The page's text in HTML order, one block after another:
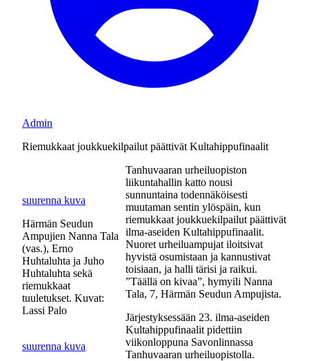
Admin
Riemukkaat joukkuekilpailut päättivät Kultahippufinaalit
suurenna kuva
Härmän Seudun
Ampujien Nanna Tala
(vas.), Erno
Huhtaluhta ja Juho
Huhtaluhta sekä
riemukkaat
tuuletukset. Kuvat:
Lassi Palo
suurenna kuva
Tanhuvaaran urheiluopiston
liikuntahallin katto nousi
sunnuntaina todennäköisesti
muutaman sentin ylöspäin, kun
riemukkaat joukkuekilpailut päättivät
ilma-aseiden Kultahippufinaalit.
Nuoret urheiluampujat iloitsivat
hyvistä osumistaan ja kannustivat
toisiaan, ja halli tärisi ja raikui.
”Täällä on kivaa”, hymyili Nanna
Tala, 7, Härmän Seudun Ampujista.
Järjestyksessään 23. ilma-aseiden
Kultahippufinaalit pidettiin
viikonloppuna Savonlinnassa
Tanhuvaaran urheiluopistolla.